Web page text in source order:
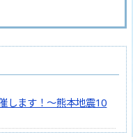
します！～熊本地震10